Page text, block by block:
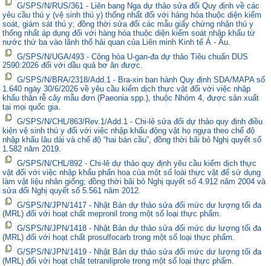
G/SPS/N/RUS/361 - Liên bang Nga dự thảo sửa đổi Quy định về các
yêu cầu thú y (vệ sinh thú y) thống nhất đối với hàng hóa thuộc diện kiểm
soát, giám sát thú y; đồng thời sửa đổi các mẫu giấy chứng nhận thú y
thống nhất áp dụng đối với hàng hóa thuộc diện kiểm soát nhập khẩu từ
nước thứ ba vào lãnh thổ hải quan của Liên minh Kinh tế Á - Âu.
G/SPS/N/UGA/493 - Cộng hòa U-gan-đa dự thảo Tiêu chuẩn DUS
2590:2026 đối với dầu quả bơ ăn được.
G/SPS/N/BRA/2318/Add.1 - Bra-xin ban hành Quy định SDA/MAPA số
1.640 ngày 30/6/2026 về yêu cầu kiểm dịch thực vật đối với việc nhập
khẩu thân rễ cây mẫu đơn (Paeonia spp.), thuộc Nhóm 4, được sản xuất
tại mọi quốc gia.
G/SPS/N/CHL/863/Rev.1/Add.1 - Chi-lê sửa đổi dự thảo quy định điều
kiện vệ sinh thú y đối với việc nhập khẩu động vật họ ngựa theo chế độ
nhập khẩu lâu dài và chế độ “hai bán cầu”, đồng thời bãi bỏ Nghị quyết số
1.582 năm 2019.
G/SPS/N/CHL/892 - Chi-lê dự thảo quy định yêu cầu kiểm dịch thực
vật đối với việc nhập khẩu phấn hoa của một số loài thực vật để sử dụng
làm vật liệu nhân giống; đồng thời bãi bỏ Nghị quyết số 4.912 năm 2004 và
sửa đổi Nghị quyết số 5.561 năm 2012.
G/SPS/N/JPN/1417 - Nhật Bản dự thảo sửa đổi mức dư lượng tối đa
(MRL) đối với hoạt chất mepronil trong một số loại thực phẩm.
G/SPS/N/JPN/1418 - Nhật Bản dự thảo sửa đổi mức dư lượng tối đa
(MRL) đối với hoạt chất prosulfocarb trong một số loại thực phẩm.
G/SPS/N/JPN/1419 - Nhật Bản dự thảo sửa đổi mức dư lượng tối đa
(MRL) đối với hoạt chất tetraniliprole trong một số loại thực phẩm.